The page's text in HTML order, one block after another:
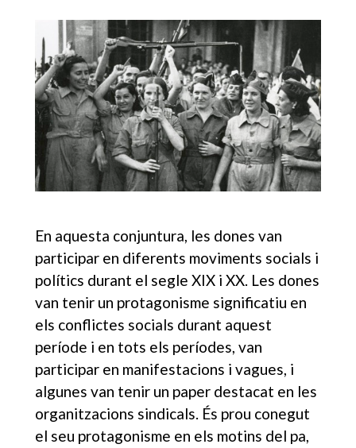
En aquesta conjuntura, les dones van
participar en diferents moviments socials i
polítics durant el segle XIX i XX. Les dones
van tenir un protagonisme significatiu en
els conflictes socials durant aquest
període i en tots els períodes, van
participar en manifestacions i vagues, i
algunes van tenir un paper destacat en les
organitzacions sindicals. És prou conegut
el seu protagonisme en els motins del pa,